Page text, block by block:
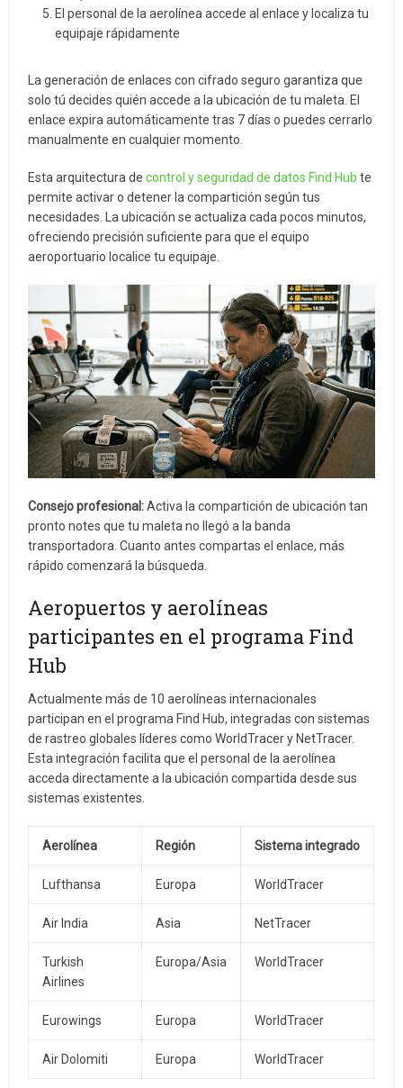
El personal de la aerolínea accede al enlace y localiza tu
equipaje rápidamente
La generación de enlaces con cifrado seguro garantiza que
solo tú decides quién accede a la ubicación de tu maleta. El
enlace expira automáticamente tras 7 días o puedes cerrarlo
manualmente en cualquier momento.
Esta arquitectura decontrol y seguridad de datos Find Hub te
permite activar o detener la compartición según tus
necesidades. La ubicación se actualiza cada pocos minutos,
ofreciendo precisión suficiente para que el equipo
aeroportuario localice tu equipaje.
Consejo profesional:Activa la compartición de ubicación tan
pronto notes que tu maleta no llegó a la banda
transportadora. Cuanto antes compartas el enlace, más
rápido comenzará la búsqueda.
Aeropuertos y aerolíneas
participantes en el programa Find
Hub
Actualmente más de 10 aerolíneas internacionales
participan en el programa Find Hub, integradas con sistemas
de rastreo globales líderes como WorldTracer y NetTracer.
Esta integración facilita que el personal de la aerolínea
acceda directamente a la ubicación compartida desde sus
sistemas existentes.
Aerolínea Región Sistema integrado
Lufthansa Europa WorldTracer
Air India Asia NetTracer
Turkish
Airlines
Europa/Asia WorldTracer
Eurowings Europa WorldTracer
Air Dolomiti Europa WorldTracer